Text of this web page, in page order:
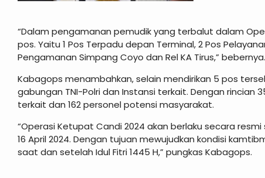
“Dalam pengamanan pemudik yang terbalut dalam
pos. Yaitu 1 Pos Terpadu depan Terminal, 2 Pos
Pengamanan Simpang Coyo dan Rel KA Tirus,” bebernya.
Kabagops menambahkan, selain mendirikan 5 pos
gabungan TNI-Polri dan Instansi terkait. Dengan rincian
terkait dan 162 personel potensi masyarakat.
“Operasi Ketupat Candi 2024 akan berlaku secara
16 April 2024. Dengan tujuan mewujudkan kondisi
saat dan setelah Idul Fitri 1445 H,” pungkas Kabagops.